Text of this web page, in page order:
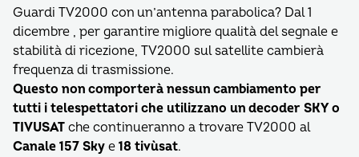
Guardi TV2000 con un’antenna parabolica? Dal 1
dicembre , per garantire migliore qualità del segnale e
stabilità di ricezione, TV2000 sul satellite cambierà
frequenza di trasmissione.
Questo non comporterà nessun cambiamento per
tutti i telespettatori che utilizzano un decoder SKY o
TIVUSAT che continueranno a trovare TV2000 al
Canale 157 Sky e 18 tivùsat.